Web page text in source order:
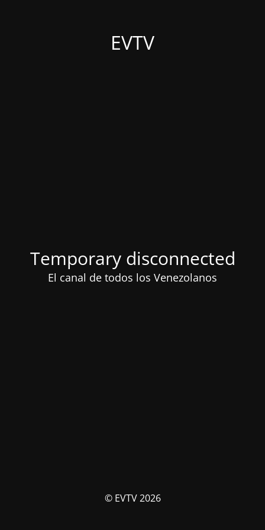
EVTV
Temporary disconnected
El canal de todos los Venezolanos
© EVTV 2026